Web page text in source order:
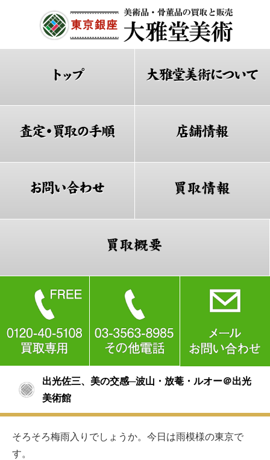
出光佐三、美の交感─波山・放菴・ルオー＠出光
美術館
そろそろ梅雨入りでしょうか。今日は雨模様の東京で
す。